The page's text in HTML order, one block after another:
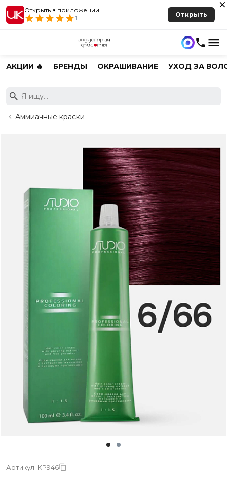
Открыть в приложении
1
Открыть
АКЦИИ 🔥 БРЕНДЫ ОКРАШИВАНИЕ УХОД ЗА
Аммиачные краски
Артикул: KP946